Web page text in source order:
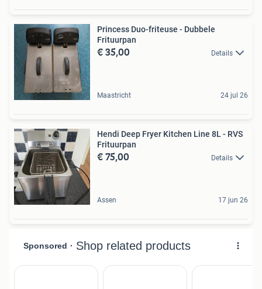
Princess Duo-friteuse - Dubbele
Frituurpan
€ 35,00 Details
Maastricht 24 jul 26
Hendi Deep Fryer Kitchen Line 8L - RVS
Frituurpan
€ 75,00 Details
Assen 17 jun 26